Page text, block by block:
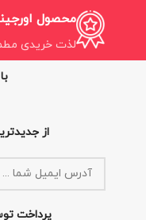
محصول
لذت خریدی
از
پرداخت